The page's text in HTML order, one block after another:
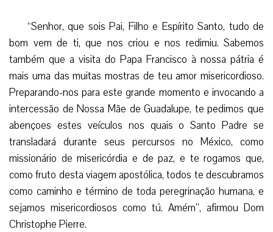
“Senhor, que sois Pai, Filho e Espírito Santo, tudo de
bom vem de ti, que nos criou e nos redimiu. Sabemos
também que a visita do Papa Francisco à nossa pátria é
mais uma das muitas mostras de teu amor misericordioso.
Preparando-nos para este grande momento e invocando a
intercessão de Nossa Mãe de Guadalupe, te pedimos que
abençoes estes veículos nos quais o Santo Padre se
transladará durante seus percursos no México, como
missionário de misericórdia e de paz, e te rogamos que,
como fruto desta viagem apostólica, todos te descubramos
como caminho e término de toda peregrinação humana, e
sejamos misericordiosos como tú. Amém”, afirmou Dom
Christophe Pierre.